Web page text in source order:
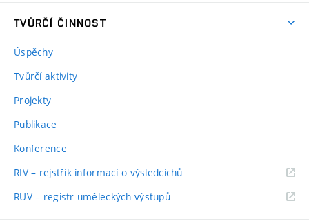
TVŮRČÍ ČINNOST
Úspěchy
Tvůrčí aktivity
Projekty
Publikace
Konference
RIV – rejstřík informací o výsledcíchů
RUV – registr uměleckých výstupů